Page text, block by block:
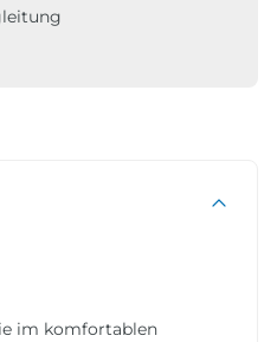
im komfortablen